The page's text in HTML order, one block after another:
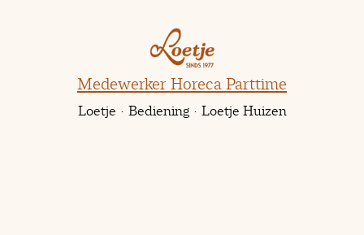
Medewerker Horeca Parttime
Loetje · Bediening · Loetje Huizen